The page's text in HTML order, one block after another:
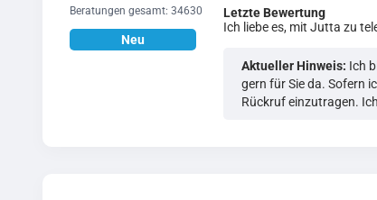
Beratungen gesamt: 34630
Letzte Bewertung
Ich liebe es, mit Jutta zu
Aktueller Hinweis: Ich
gern für Sie da. Sofern
Rückruf einzutragen.